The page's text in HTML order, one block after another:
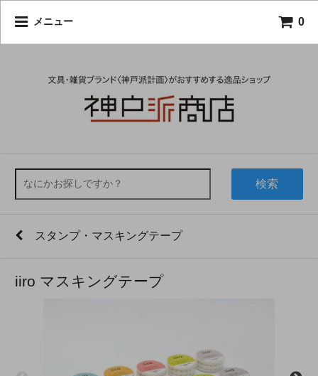
メニュー 0
検索
スタンプ・マスキングテープ
iiro マスキングテープ